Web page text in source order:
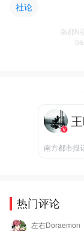
社论
南都N
南方都市报
热门评论
左右Doraemon